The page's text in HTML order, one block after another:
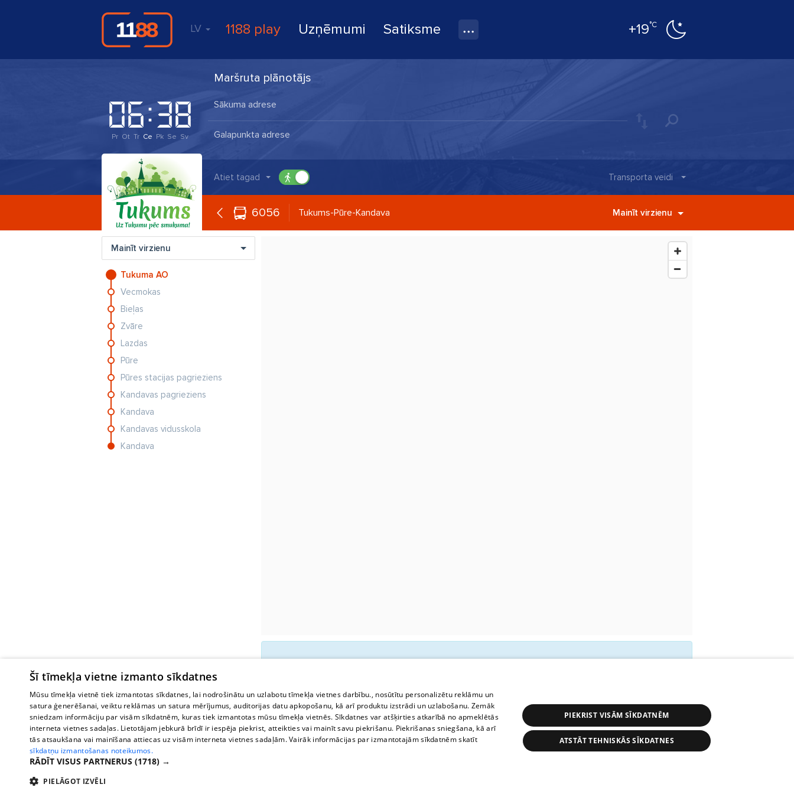
LV 1188 play Uzņēmumi Satiksme +19°C
Maršruta plānotājs
Pr Ot Tr Ce Pk Se Sv
Transporta veidi
Atiet tagad
Mainīt virzienu
6056 Tukums-Pūre-Kandava
Mainīt virzienu
Tukuma AO
Vecmokas
Bieļas
Zvāre
Lazdas
Pūre
Pūres stacijas pagrieziens
Kandavas pagrieziens
Kandava
Kandavas vidusskola
Kandava
Šī tīmekļa vietne izmanto sīkdatnes
Mūsu tīmekļa vietnē tiek izmantotas sīkdatnes, lai nodrošinātu un uzlabotu tīmekļa vietnes darbību., nosūtītu personalizētu reklāmu un
satura ģenerēšanai, veiktu reklāmas un satura mērījumus, auditorijas datu apkopošanu, kā arī produktu izstrādi un uzlabošanu. Zemāk
sniedzam informāciju par visām sīkdatnēm, kuras tiek izmantotas mūsu tīmekļa vietnēs. Sīkdatnes var atšķirties atkarībā no apmeklētās
interneta vietnes sadaļas. Lietotājam jebkurā brīdī ir iespēja piekrist, atteikties vai mainīt savu piekrišanu. Piekrišanas sniegšana, kā arī
tās atsaukšana vai mainīšana attiecas uz visām interneta vietnes sadaļām. Vairāk informācijas par izmantotajām sīkdatnēm skatīt
sīkdatņu izmantošanas noteikumos.
RĀDĪT VISUS PARTNERUS (1718) →
PIELĀGOT IZVĒLI
PIEKRIST VISĀM SĪKDATNĒM
ATSTĀT TEHNISKĀS SĪKDATNES